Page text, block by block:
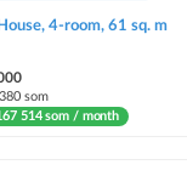
4-room, 61 sq. m
som
514 som / month